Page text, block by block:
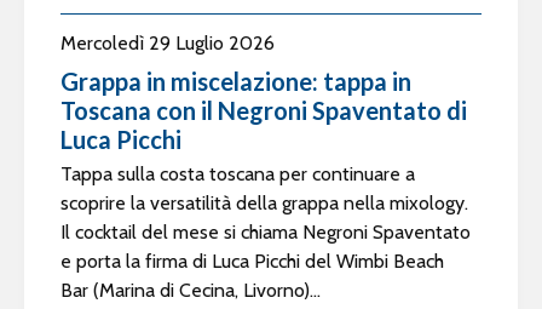
Mercoledì 29 Luglio 2026
Grappa in miscelazione: tappa in
Toscana con il Negroni Spaventato di
Luca Picchi
Tappa sulla costa toscana per continuare a
scoprire la versatilità della grappa nella mixology.
Il cocktail del mese si chiama Negroni Spaventato
e porta la firma di Luca Picchi del Wimbi Beach
Bar (Marina di Cecina, Livorno)...